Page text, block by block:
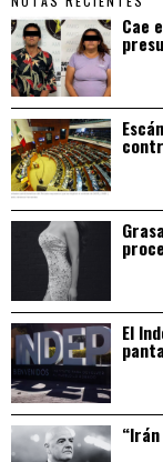
Cae
El